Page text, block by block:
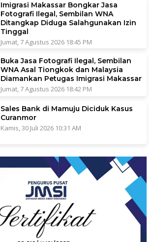
Imigrasi Makassar Bongkar Jasa
Fotografi Ilegal, Sembilan WNA
Ditangkap Diduga Salahgunakan Izin
Tinggal
Jumat, 7 Agustus 2026 18:45 PM
Buka Jasa Fotografi Ilegal, Sembilan
WNA Asal Tiongkok dan Malaysia
Diamankan Petugas Imigrasi Makassar
Jumat, 7 Agustus 2026 18:42 PM
Sales Bank di Mamuju Diciduk Kasus
Curanmor
Kamis, 30 Juli 2026 10:31 AM